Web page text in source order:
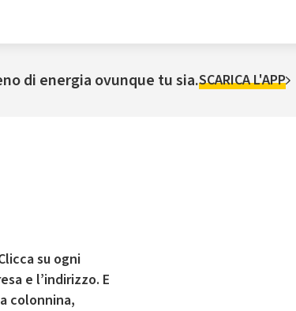
di energia ovunque tu sia.SCARICA L'APP
su ogni
e l’indirizzo. E
colonnina,